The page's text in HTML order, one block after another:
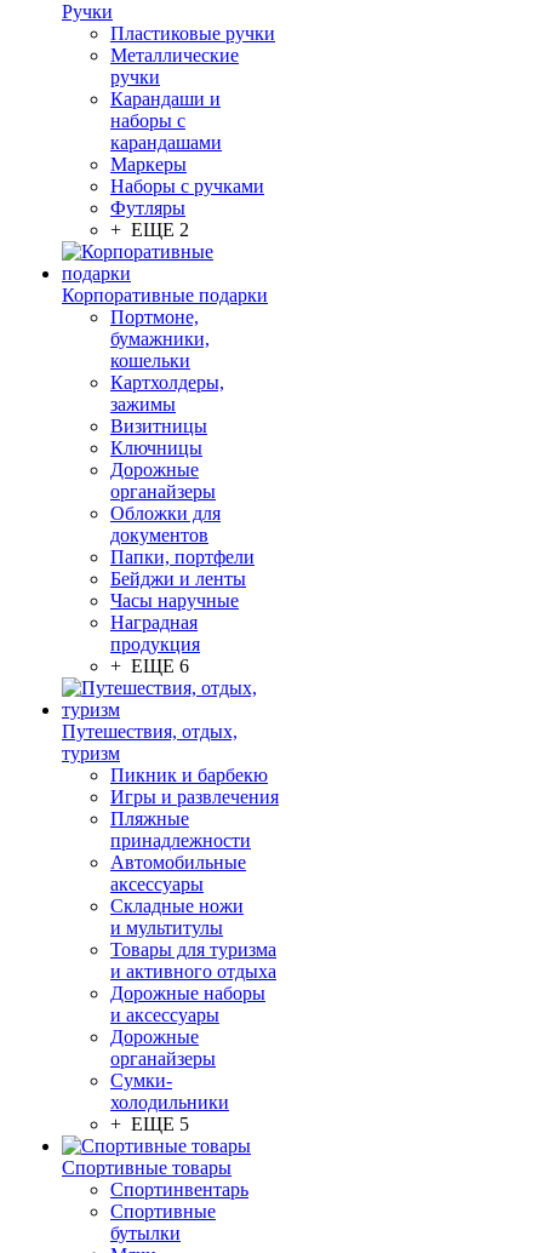
Ручки
Пластиковые ручки
Металлические
ручки
Карандаши и
наборы с
карандашами
Маркеры
Наборы с ручками
Футляры
+ ЕЩЕ 2
Корпоративные подарки
Портмоне,
бумажники,
кошельки
Картхолдеры,
зажимы
Визитницы
Ключницы
Дорожные
органайзеры
Обложки для
документов
Папки, портфели
Бейджи и ленты
Часы наручные
Наградная
продукция
+ ЕЩЕ 6
Путешествия, отдых,
туризм
Пикник и барбекю
Игры и развлечения
Пляжные
принадлежности
Автомобильные
аксессуары
Складные ножи
и мультитулы
Товары для туризма
и активного отдыха
Дорожные наборы
и аксессуары
Дорожные
органайзеры
Сумки-
холодильники
+ ЕЩЕ 5
Спортивные товары
Спортинвентарь
Спортивные
бутылки